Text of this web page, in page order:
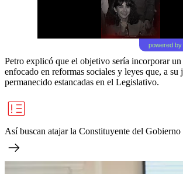
powered by
Petro explicó que el objetivo sería incorporar
enfocado en reformas sociales y leyes que, a su
permanecido estancadas en el Legislativo.
Así buscan atajar la Constituyente del Gobierno